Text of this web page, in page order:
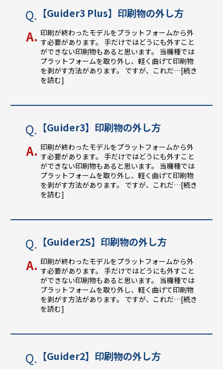
【Guider3 Plus】印刷物の外し方
印刷が終わったモデルをプラットフォームから外
す必要があります。 手だけではどうにも外すこと
ができない印刷物もあると思います。 当機種では
プラットフォームを取り外し、軽く曲げて印刷物
を剥がす方法があります。 ですが、これだ…[続き
を読む]
【Guider3】印刷物の外し方
印刷が終わったモデルをプラットフォームから外
す必要があります。 手だけではどうにも外すこと
ができない印刷物もあると思います。 当機種では
プラットフォームを取り外し、軽く曲げて印刷物
を剥がす方法があります。 ですが、これだ…[続き
を読む]
【Guider2S】印刷物の外し方
印刷が終わったモデルをプラットフォームから外
す必要があります。 手だけではどうにも外すこと
ができない印刷物もあると思います。 当機種では
プラットフォームを取り外し、軽く曲げて印刷物
を剥がす方法があります。 ですが、これだ…[続き
を読む]
【Guider2】印刷物の外し方